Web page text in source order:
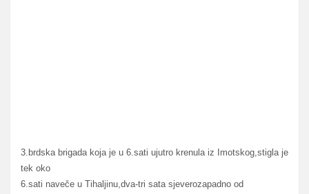
3.brdska brigada koja je u 6.sati ujutro krenula iz Imotskog,stigla je
tek oko
6.sati naveče u Tihaljinu,dva-tri sata sjeverozapadno od